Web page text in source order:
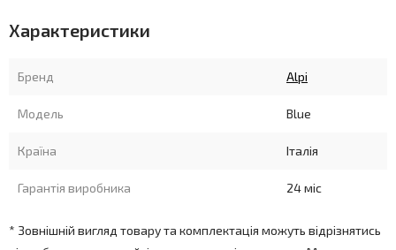
Характеристики
Бренд Alpi
Модель Blue
Країна Італія
Гарантія виробника 24 міс
* Зовнішній вигляд товару та комплектація можуть відрізнятись